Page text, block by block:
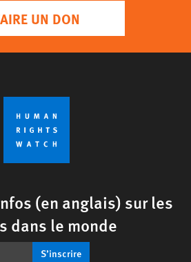
UN DON
(en anglais) sur les
dans le monde
S’inscrire